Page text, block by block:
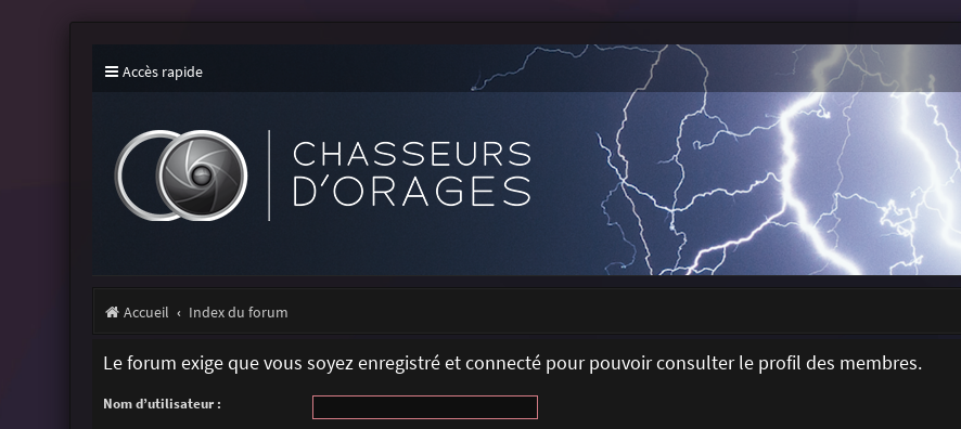
Accès rapide
Accueil Index du forum
Le forum exige que vous soyez enregistré et connecté pour pouvoir consulter le profil des membres.
Nom d’utilisateur :